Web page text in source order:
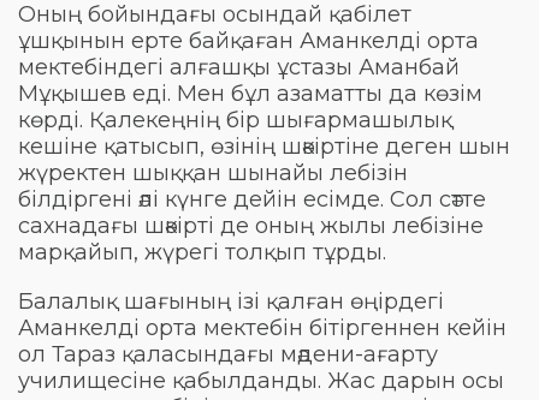
Оның бойындағы осындай қабілет
ұшқынын ерте байқаған Аманкелді орта
мектебіндегі алғашқы ұстазы Аманбай
Мұқышев еді. Мен бұл азаматты да көзім
көрді. Қалекеңнің бір шығармашылық
кешіне қатысып, өзінің шәкіртіне деген шын
жүректен шыққан шынайы лебізін
білдіргені әлі күнге дейін есімде. Сол сәтте
сахнадағы шәкірті де оның жылы лебізіне
марқайып, жүрегі толқып тұрды.
Балалық шағының ізі қалған өңірдегі
Аманкелді орта мектебін бітіргеннен кейін
ол Тараз қаласындағы мәдени-ағарту
училищесіне қабылданды. Жас дарын осы